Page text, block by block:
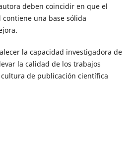
deben coincidir en que el
una base sólida
la capacidad investigadora de
la calidad de los trabajos
de publicación científica